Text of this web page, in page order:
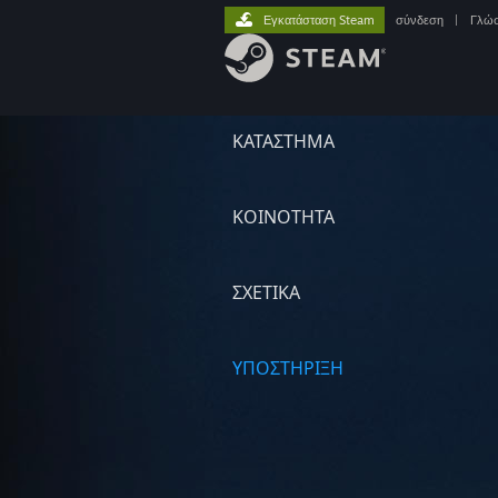
ΚΑΤΑΣΤΗΜΑ
ΚΟΙΝΟΤΗΤΑ
ΣΧΕΤΙΚΆ
ΥΠΟΣΤΗΡΙΞΗ
Εγκατάσταση Steam σύνδεση